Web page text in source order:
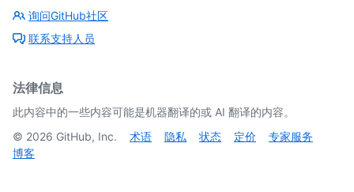
询问GitHub社区
联系支持人员
法律信息
此内容中的一些内容可能是机器翻译的或 AI 翻译的内容。
© 2026 GitHub, Inc. 术语 隐私 状态 定价
专家服务
博客